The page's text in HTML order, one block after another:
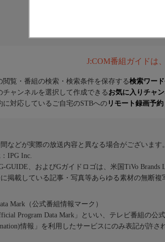
J:COM番組ガイドは
閲覧・番組の検索・検索条件を保存する検索ワー
チャンネルを選択して作成できる お気に入りチャ
に対応しているご自宅のSTBへの リモート録画予約
などが実際の放送内容と異なる場合がございます。
IPG Inc.
GUIDE、およびGガイドロゴは、米国TiVo
掲載している記事・写真等あらゆる素材の無断複
Mark（公式番組情報マーク）
Program Data Mark」といい、テレビ番組の公
情報」を利用したサービスにのみ表記が許さ